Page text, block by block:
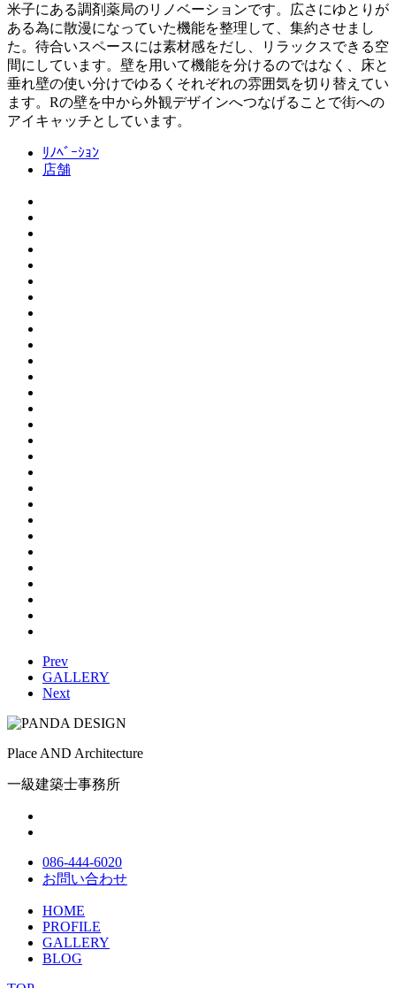
米子にある調剤薬局のリノベーションです。広さにゆとりが
ある為に散漫になっていた機能を整理して、集約させまし
た。待合いスペースには素材感をだし、リラックスできる空
間にしています。壁を用いて機能を分けるのではなく、床と
垂れ壁の使い分けでゆるくそれぞれの雰囲気を切り替えてい
ます。Rの壁を中から外観デザインへつなげることで街への
アイキャッチとしています。
ﾘﾉﾍﾞｰｼｮﾝ
店舗
Prev
GALLERY
Next
Place AND Architecture
一級建築士事務所
086-444-6020
お問い合わせ
HOME
PROFILE
GALLERY
BLOG